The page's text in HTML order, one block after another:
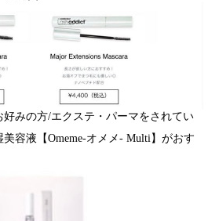
好みの方/エクステ・パーマをされてい
容液【Omeme-オメメ- Multi】がおす